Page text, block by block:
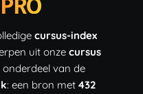
cursus-index
uit onze cursus
onderdeel van de
: een bron met 432